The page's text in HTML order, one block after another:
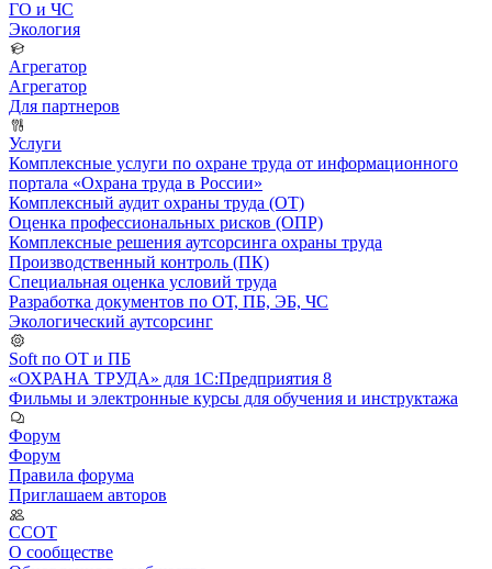
ГО и ЧС
Экология
Агрегатор
Агрегатор
Для партнеров
Услуги
Комплексные услуги по охране труда от информационного
портала «Охрана труда в России»
Комплексный аудит охраны труда (ОТ)
Оценка профессиональных рисков (ОПР)
Комплексные решения аутсорсинга охраны труда
Производственный контроль (ПК)
Специальная оценка условий труда
Разработка документов по ОТ, ПБ, ЭБ, ЧС
Экологический аутсорсинг
Soft по ОТ и ПБ
«ОХРАНА ТРУДА» для 1С:Предприятия 8
Фильмы и электронные курсы для обучения и инструктажа
Форум
Форум
Правила форума
Приглашаем авторов
ССОТ
О сообществе